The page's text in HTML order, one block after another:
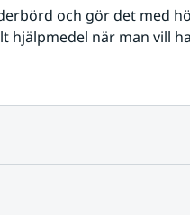
och gör det med
hjälpmedel när man vill